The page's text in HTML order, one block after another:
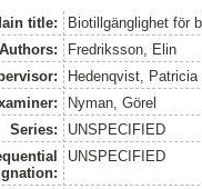
title:
Biotillgänglighet för
Authors:
Fredriksson, Elin
Hedenqvist, Patricia
Nyman, Görel
Series:
UNSPECIFIED
UNSPECIFIED